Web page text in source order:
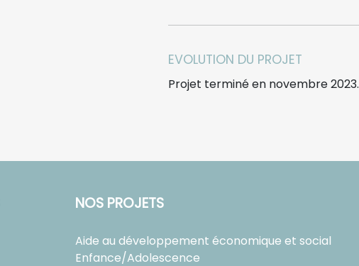
EVOLUTION DU PROJET
Projet terminé en novembre 2023.
NOS PROJETS
Aide au développement économique et social
Enfance/Adolescence